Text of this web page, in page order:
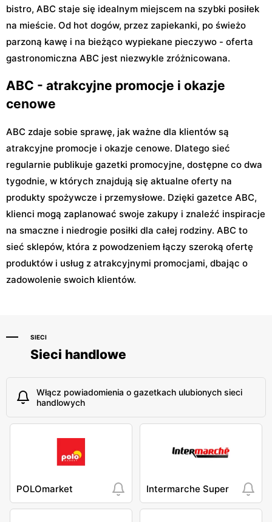
bistro, ABC staje się idealnym miejscem na szybki posiłek
na mieście. Od hot dogów, przez zapiekanki, po świeżo
parzoną kawę i na bieżąco wypiekane pieczywo - oferta
gastronomiczna ABC jest niezwykle zróżnicowana.
ABC - atrakcyjne promocje i okazje
cenowe
ABC zdaje sobie sprawę, jak ważne dla klientów są
atrakcyjne promocje i okazje cenowe. Dlatego sieć
regularnie publikuje gazetki promocyjne, dostępne co dwa
tygodnie, w których znajdują się aktualne oferty na
produkty spożywcze i przemysłowe. Dzięki gazetce ABC,
klienci mogą zaplanować swoje zakupy i znaleźć inspiracje
na smaczne i niedrogie posiłki dla całej rodziny. ABC to
sieć sklepów, która z powodzeniem łączy szeroką ofertę
produktów i usług z atrakcyjnymi promocjami, dbając o
zadowolenie swoich klientów.
SIECI
Sieci handlowe
Włącz powiadomienia o gazetkach ulubionych sieci
handlowych
POLOmarket Intermarche Super